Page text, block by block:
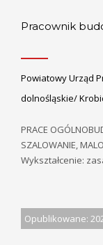
Pracownik
Powiatowy Urząd
dolnośląskie/
PRACE
SZALOWANIE,
Wykształcenie:
Opublikowane: